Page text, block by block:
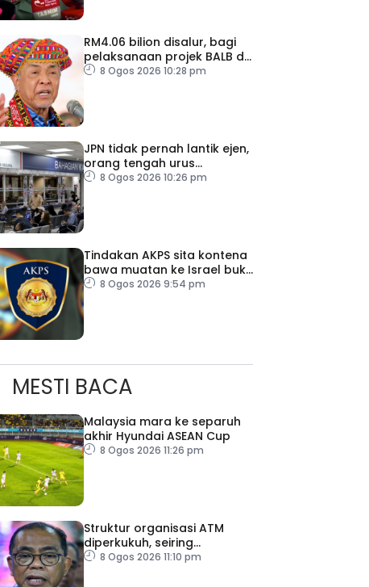
RM4.06 bilion disalur, bagi
pelaksanaan projek BALB di
Sabah
8 Ogos 2026 10:28 pm
JPN tidak pernah lantik ejen,
orang tengah urus
dokumentasi
8 Ogos 2026 10:26 pm
Tindakan AKPS sita kontena
bawa muatan ke Israel bukti
ketegasan Malaysia
8 Ogos 2026 9:54 pm
MESTI BACA
Malaysia mara ke separuh
akhir Hyundai ASEAN Cup
8 Ogos 2026 11:26 pm
Struktur organisasi ATM
diperkukuh, seiring
pemodenan aset
8 Ogos 2026 11:10 pm